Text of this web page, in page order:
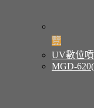
覽
UV數位噴
MGD-